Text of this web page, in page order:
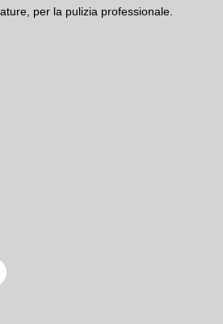
per la pulizia professionale.